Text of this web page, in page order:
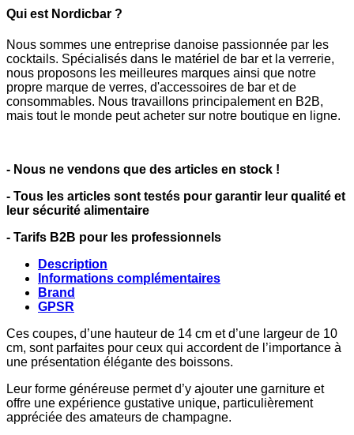
Qui est Nordicbar ?
Nous sommes une entreprise danoise passionnée par les
cocktails. Spécialisés dans le matériel de bar et la verrerie,
nous proposons les meilleures marques ainsi que notre
propre marque de verres, d'accessoires de bar et de
consommables. Nous travaillons principalement en B2B,
mais tout le monde peut acheter sur notre boutique en ligne.
- Nous ne vendons que des articles en stock !
- Tous les articles sont testés pour garantir leur qualité et
leur sécurité alimentaire
- Tarifs B2B pour les professionnels
Description
Informations complémentaires
Brand
GPSR
Ces coupes, d’une hauteur de 14 cm et d’une largeur de 10
cm, sont parfaites pour ceux qui accordent de l’importance à
une présentation élégante des boissons.
Leur forme généreuse permet d’y ajouter une garniture et
offre une expérience gustative unique, particulièrement
appréciée des amateurs de champagne.